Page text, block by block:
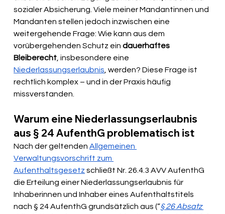
sozialer Absicherung. Viele meiner Mandantinnen und
Mandanten stellen jedoch inzwischen eine
weitergehende Frage: Wie kann aus dem
vorübergehenden Schutz ein dauerhaftes
Bleiberecht, insbesondere eine
Niederlassungserlaubnis, werden? Diese Frage ist
rechtlich komplex – und in der Praxis häufig
missverstanden.
Warum eine Niederlassungserlaubnis
aus § 24 AufenthG problematisch ist
Nach der geltenden Allgemeinen
Verwaltungsvorschrift zum
Aufenthaltsgesetz schließt Nr. 26.4.3 AVV AufenthG
die Erteilung einer Niederlassungserlaubnis für
Inhaberinnen und Inhaber eines Aufenthaltstitels
nach § 24 AufenthG grundsätzlich aus (“§ 26 Absatz